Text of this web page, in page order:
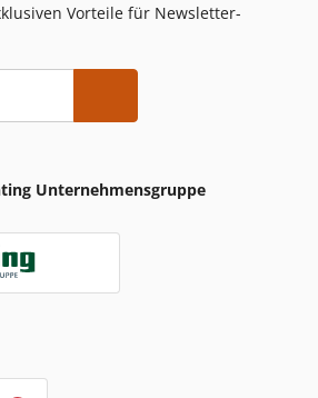
Vorteile für Newsletter-
Unternehmensgruppe